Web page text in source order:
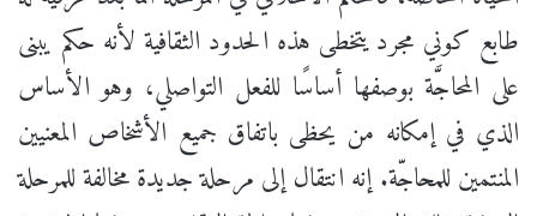
طابع كوني مجرد يتخطى هذه الحدود الثقافية لأنه حكم يبنى
على المحاجَّة بوصفها أساسًا للفعل التواصلي، وهو الأساس
الذي في إمكانه من يحظى باتفاق جميع الأشخاص المعنيين
المنتمين للمحاجّة. إنه انتقال إلى مرحلة جديدة مخالفة للمرحلة